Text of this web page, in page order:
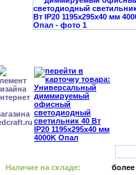
Наличие на складе: более